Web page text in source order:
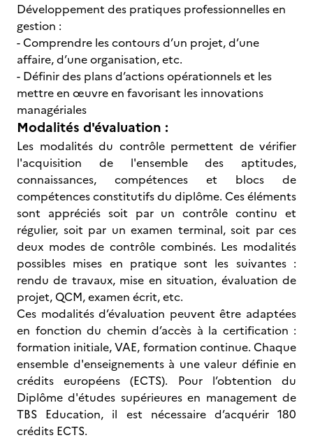
Développement des pratiques professionnelles en
gestion :
- Comprendre les contours d’un projet, d’une
affaire, d’une organisation, etc.
- Définir des plans d’actions opérationnels et les
mettre en œuvre en favorisant les innovations
managériales
Modalités d'évaluation :
Les modalités du contrôle permettent de vérifier
l'acquisition de l'ensemble des aptitudes,
connaissances, compétences et blocs de
compétences constitutifs du diplôme. Ces éléments
sont appréciés soit par un contrôle continu et
régulier, soit par un examen terminal, soit par ces
deux modes de contrôle combinés. Les modalités
possibles mises en pratique sont les suivantes :
rendu de travaux, mise en situation, évaluation de
projet, QCM, examen écrit, etc.
Ces modalités d’évaluation peuvent être adaptées
en fonction du chemin d’accès à la certification :
formation initiale, VAE, formation continue. Chaque
ensemble d'enseignements à une valeur définie en
crédits européens (ECTS). Pour l’obtention du
Diplôme d'études supérieures en management de
TBS Education, il est nécessaire d’acquérir 180
crédits ECTS.